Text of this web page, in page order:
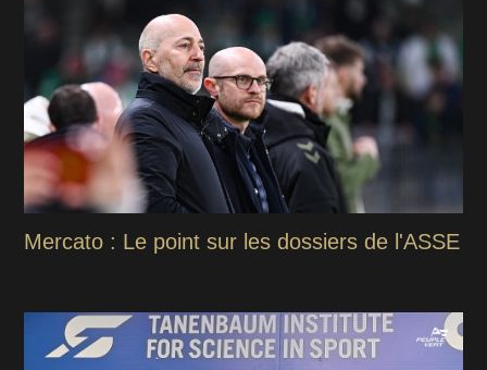
Mercato : Le point sur les dossiers de l'ASSE